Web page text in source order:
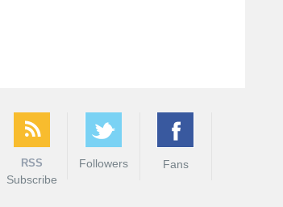
RSS
Subscribe
Followers Fans